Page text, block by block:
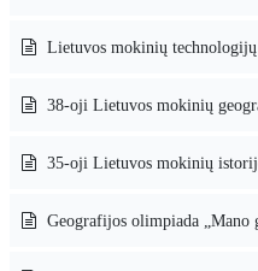
Lietuvos mokinių
38-oji Lietuvos mokinių
35-oji Lietuvos mokinių
Geografijos olimpiada